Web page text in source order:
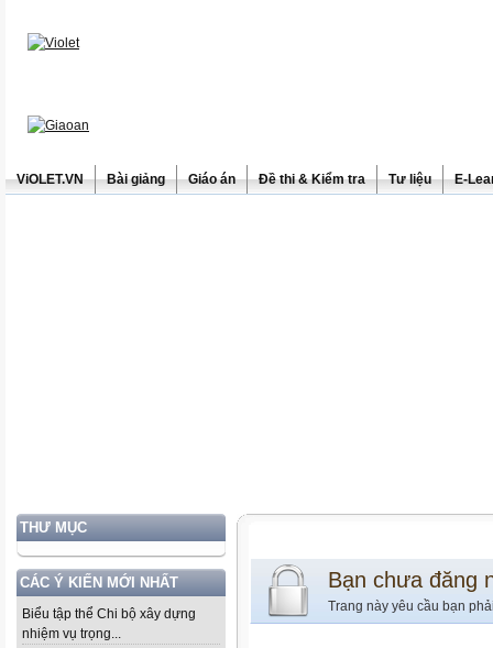
ViOLET.VN Bài giảng Giáo án Đề thi & Kiểm tra Tư liệu E-
THƯ MỤC
CÁC Ý KIẾN MỚI NHẤT
Biểu tập thể Chi bộ xây dựng
nhiệm vụ trọng...
Bạn chưa đăng
Trang này yêu cầu bạn